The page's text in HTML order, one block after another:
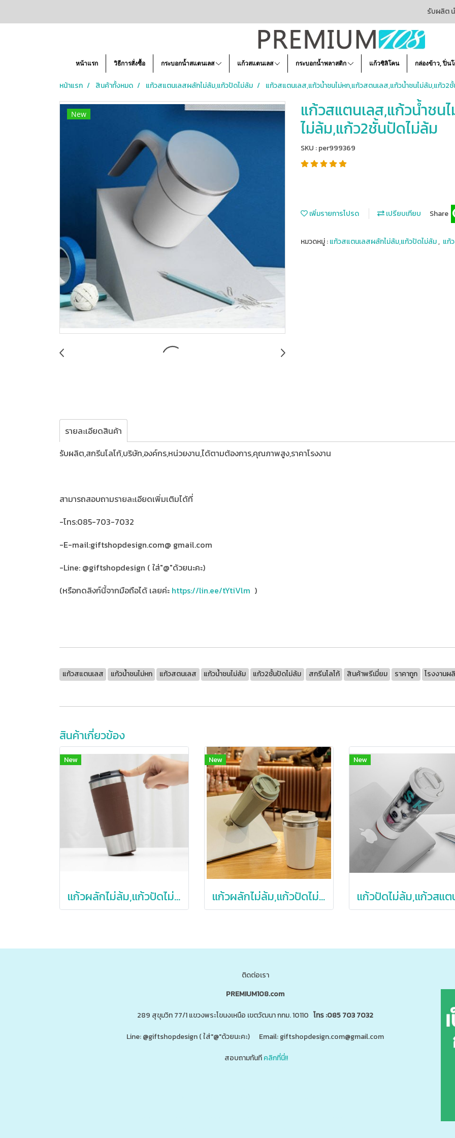
รับผลิต
หน้าแรก วิธีการสั่งซื้อ กระบอกน้ำสแตนเลส แก้วสแตนเลส กระบอกน้ำพลาสติก แก้วซิลิโคน กล่องข้าว, ปิ่น
หน้าแรก สินค้าทั้งหมด แก้วสแตนเลสผลักไม่ล้ม,แก้วปัดไม่ล้ม แก้วสแตนเลส,แก้วน้ำชนไม่หก,แก้วสตนเลส,แก้วน้ำชนไม่ล้ม,แก้ว2
New
แก้วสแตนเลส,แก้วน้ำชน
ไม่ล้ม,แก้ว2ชั้นปัดไม่ล้ม
SKU : per999369
เพิ่มรายการโปรด เปรียบเทียบ Share
หมวดหมู่ :แก้วสแตนเลสผลักไม่ล้ม,แก้วปัดไม่ล้ม, แก้
รายละเอียดสินค้า
รับผลิต,สกรีนโลโก้,บริษัท,องค์กร,หน่วยงาน,ได้ตามต้องการ,คุณภาพสูง,ราคาโรงงาน
สามารถสอบถามรายละเอียดเพิ่มเติมได้ที่
-โทร:085-703-7032
-E-mail:giftshopdesign.com@ gmail.com
-Line: @giftshopdesign ( ใส่"@"ด้วยนะคะ)
(หรือกดลิงก์นี้จากมือถือได้ เลยค่ะ https://lin.ee/tYtiVlm )
แก้วสแตนเลส แก้วน้ำชนไม่หก แก้วสตนเลส แก้วน้ำชนไม่ล้ม แก้ว2ชั้นปัดไม่ล้ม สกรีนโลโก้ สินค้าพรีเมี่ยม ราคาถูก โรงงานผ
สินค้าเกี่ยวข้อง
New
แก้วผลักไม่ล้ม,แก้วปัดไม่ล้ม,แก้วสแตนเลสผลักไม่ล้ม
New
แก้วผลักไม่ล้ม,แก้วปัดไม่ล้ม,แก้วสแตนเลสผลักไม่ล้ม
New
ติดต่อเรา
PREMIUM108.com
289 สุขุมวิท 77/1 แขวงพระโขนงเหนือ เขตวัฒนา กทม. 10110 โทร :085 703 7032
Line: @giftshopdesign ( ใส่"@"ด้วยนะคะ) Email: giftshopdesign.com@gmail.com
สอบถามทันทีคลิกที่นี่!!